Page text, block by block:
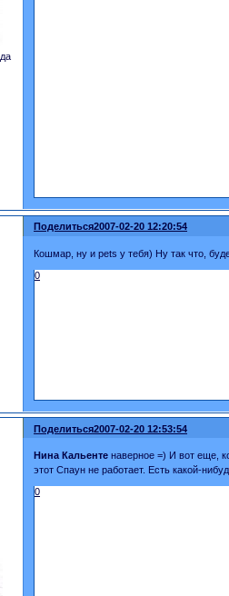
Поделиться2007-02-20 12:20:54
Кошмар, ну и pets у тебя) Ну так что,
0
Поделиться2007-02-20 12:53:54
Нина Кальенте наверное =) И вот еще,
этот Спаун не работает. Есть какой-
0